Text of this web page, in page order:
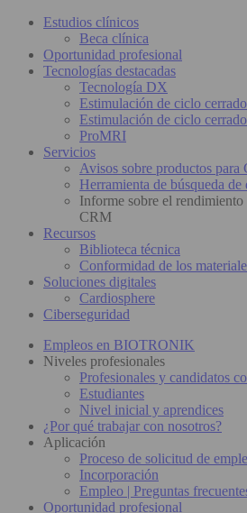
Estudios clínicos
Beca clínica
Oportunidad profesional
Tecnologías destacadas
Tecnología DX
Estimulación de ciclo cerrado
Estimulación de ciclo cerrado
ProMRI
Servicios
Avisos sobre productos para
Herramienta de búsqueda
Informe sobre el rendimiento
CRM
Recursos
Biblioteca técnica
Conformidad de los
Soluciones digitales
Cardiosphere
Ciberseguridad
Empleos en BIOTRONIK
Niveles profesionales
Profesionales y candidatos
Estudiantes
Nivel inicial y aprendices
¿Por qué trabajar con nosotros?
Aplicación
Proceso de solicitud de
Incorporación
Empleo | Preguntas
Oportunidad profesional